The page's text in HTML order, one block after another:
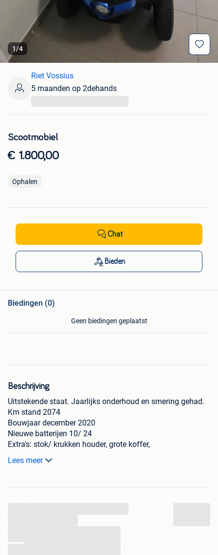
1/4
Beschrijving
Uitstekende staat. Jaarlijks onderhoud en smering gehad.
Km stand 2074
Bouwjaar december 2020
Nieuwe batterijen 10/ 24
Extra's: stok/ krukken houder, grote koffer,
regenbescherming display.
Deze scootmobiel heeft steeds binnen gestaan.
Lees meer
Scootmobiel
€ 1.800,00
Ophalen
Riet Vossius
5 maanden op 2dehands
Chat
Bieden
Biedingen (0)
Geen biedingen geplaatst